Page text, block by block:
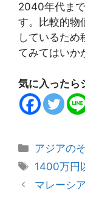
2040年代ま
す。比較的物
しているため
てみてはいか
気に入ったら
カ
テ
リ
アジアの
タ
グ
1400万円
マレーシ